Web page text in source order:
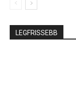
LEGFRISSEBB